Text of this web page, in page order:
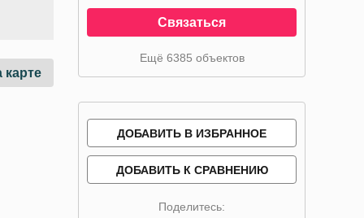
карте
Связаться
Ещё 6385 объектов
ДОБАВИТЬ В ИЗБРАННОЕ
ДОБАВИТЬ К СРАВНЕНИЮ
Поделитесь: